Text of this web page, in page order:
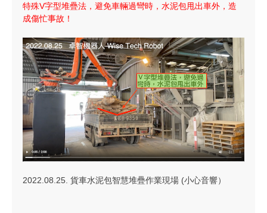
特殊V字型堆疊法，避免車輛過彎時，水泥包甩出車外，造
成傷忙事故！
2022.08.25. 貨車水泥包智慧堆疊作業現場 (小心音響）